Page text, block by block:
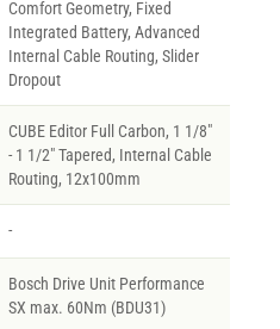
Comfort Geometry, Fixed
Integrated Battery, Advanced
Internal Cable Routing, Slider
Dropout
CUBE Editor Full Carbon, 1 1/8"
- 1 1/2" Tapered, Internal Cable
Routing, 12x100mm
-
Bosch Drive Unit Performance
SX max. 60Nm (BDU31)